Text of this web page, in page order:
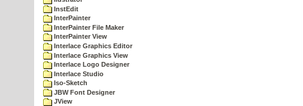
InstEdit
InterPainter
InterPainter File Maker
InterPainter View
Interlace Graphics Editor
Interlace Graphics View
Interlace Logo Designer
Interlace Studio
Iso-Sketch
JBW Font Designer
JView